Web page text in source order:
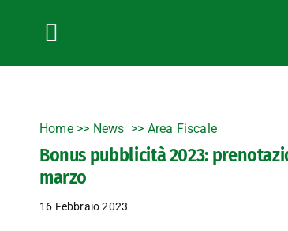
Toggle
Navigation
Home>> News Area Fiscale
Bonus pubblicità 2023:
marzo
16 Febbraio 2023